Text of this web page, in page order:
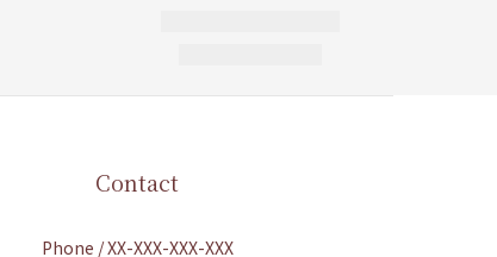
Contact
Phone / XX-XXX-XXX-XXX